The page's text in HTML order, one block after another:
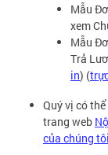
Mẫu
xem
Mẫu
Trả
in) (
Quý vị có
trang web
của chúng